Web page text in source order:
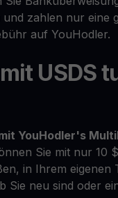
zahlen nur eine
auf YouHodler.
USDS
YouHodler's
Sie mit nur 10
in Ihrem eigenen
Sie neu sind oder